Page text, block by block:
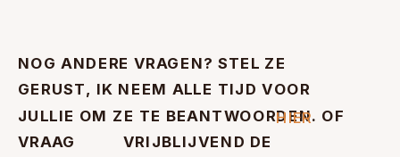
NOG ANDERE VRAGEN? STEL ZE
GERUST, IK NEEM ALLE TIJD VOOR
JULLIE OM ZE TE BEANTWOORDEN. OF
VRAAG VRIJBLIJVEND DE
HIER